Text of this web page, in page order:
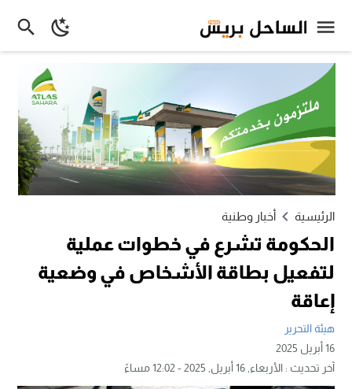
الرئيسية أخبار وطنية
الحكومة تشرع في خطوات عملية
لتفعيل بطاقة الأشخاص في وضعية
إعاقة
هيئة التحرير
16 أبريل 2025
آخر تحديث :الأربعاء, 16 أبريل, 2025 - 12:02 مساءً